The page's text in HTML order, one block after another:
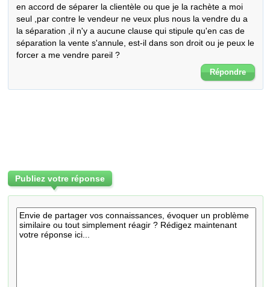
en accord de séparer la clientèle ou que je la rachète a moi
seul ,par contre le vendeur ne veux plus nous la vendre du a
la séparation ,il n'y a aucune clause qui stipule qu'en cas de
séparation la vente s'annule, est-il dans son droit ou je peux le
forcer a me vendre pareil ?
Répondre
Publiez votre réponse